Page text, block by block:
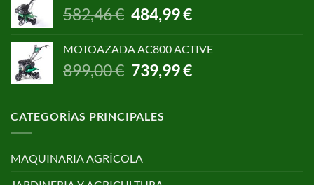
650,00 €.
499,00 €.
582,46€
El
precio
era:
582,46 €.
484,99€El
precio
es:
484,99 €.
MOTOAZADA AC800 ACTIVE
899,00€ El
precio
era:
899,00 €.
739,99€El
precio
CATEGORÍAS PRINCIPALES
MAQUINARIA AGRÍCOLA